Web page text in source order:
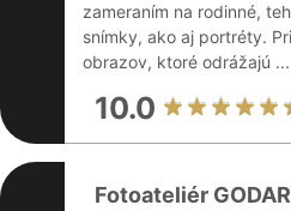
zameraním na rodinné,
snímky, ako aj portréty.
obrazov, ktoré odrážajú ...
10.0
Fotoateliér